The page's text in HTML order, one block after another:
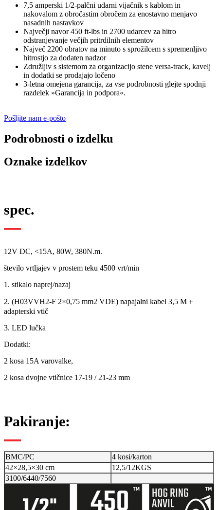
7,5 amperski 1/2-palčni udarni vijačnik s kablom in
nakovalom z obročastim obročem za enostavno menjavo
nasadnih nastavkov
Največji navor 450 ft-lbs in 2700 udarcev za hitro
odstranjevanje večjih pritrdilnih elementov
Največ 2200 obratov na minuto s sprožilcem s spremenljivo
hitrostjo za dodaten nadzor
Združljiv s sistemom za organizacijo stene versa-track, kavelj
in dodatki se prodajajo ločeno
3-letna omejena garancija, za vse podrobnosti glejte spodnji
razdelek »Garancija in podpora«.
Pošljite nam e-pošto
Podrobnosti o izdelku
Oznake izdelkov
spec.
12V DC, <15A, 80W, 380N.m.
število vrtljajev v prostem teku 4500 vrt/min
1. stikalo naprej/nazaj
2. (H03VVH2-F 2×0,75 mm2 VDE) napajalni kabel 3,5 M＋
adapterski vtič
3. LED lučka
Dodatki:
2 kosa 15A varovalke,
2 kosa dvojne vtičnice 17-19 / 21-23 mm
Pakiranje:
BMC/PC
4 kosi/karton
42×28,5×30 cm
12,5/12KGS
3100/6440/7560